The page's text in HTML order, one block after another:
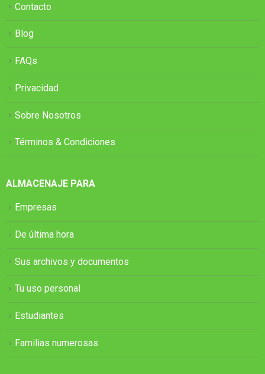
Contacto
Blog
FAQs
Privacidad
Sobre Nosotros
Términos & Condiciones
ALMACENAJE PARA
Empresas
De última hora
Sus archivos y documentos
Tu uso personal
Estudiantes
Familias numerosas